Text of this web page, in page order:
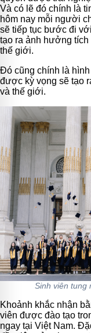
Và có lẽ đó chính là
hôm nay mỗi người
sẽ tiếp tục bước đi
tạo ra ảnh hưởng
thế giới.
Đó cũng chính là hình
được kỳ vọng sẽ tạo
và thế giới.
Sinh viên tung
Khoảnh khắc nhận
viên được đào tạo
ngay tại Việt Nam.